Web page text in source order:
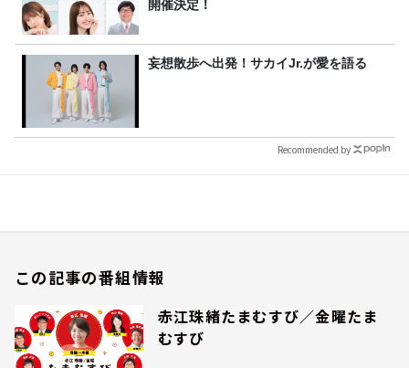
開催決定！
妄想散歩へ出発！サカイJr.が愛を語る
Recommended by
この記事の番組情報
赤江珠緒たまむすび／金曜たま
むすび